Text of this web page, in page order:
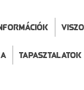
Tapasztalatok